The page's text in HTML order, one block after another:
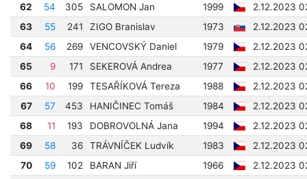
62
54 305 SALOMON Jan 1999
2.12.2023
63
55 241 ZIGO Branislav 1973
2.12.2023
64
56 269 VENCOVSKÝ Daniel 1979
2.12.2023
65
9 171 SEKEROVÁ Andrea 1977
2.12.2023
66
10 199 TESAŘÍKOVÁ Tereza 1988
2.12.2023
67
57 453 HANIČINEC Tomáš 1984
2.12.2023
68
11 193 DOBROVOLNÁ Jana 1994
2.12.2023
69
58 36 TRÁVNÍČEK Ludvík 1983
2.12.2023
70
59 102 BARAN Jiří 1966
2.12.2023